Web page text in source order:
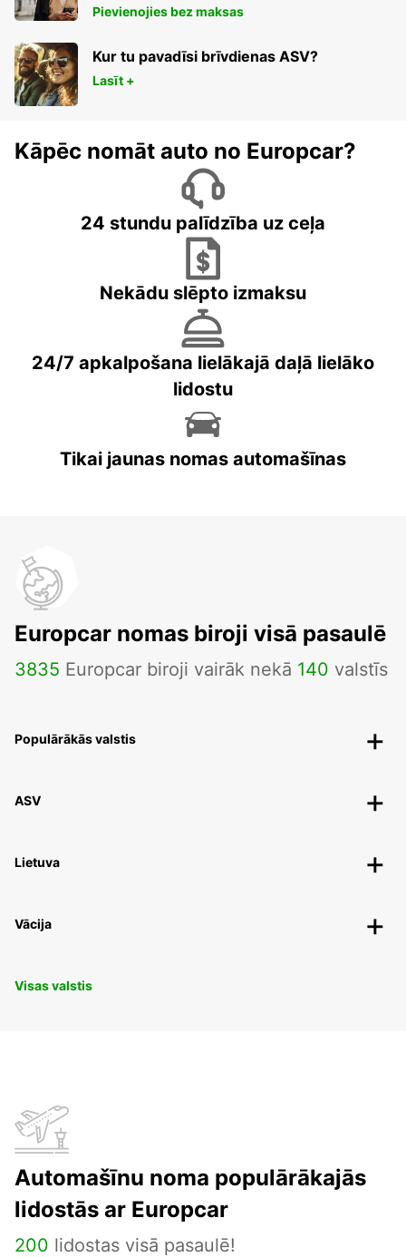
Pievienojies bez maksas
Kur tu pavadīsi brīvdienas ASV?
Lasīt +
Kāpēc nomāt auto no Europcar?
24 stundu palīdzība uz ceļa
Nekādu slēpto izmaksu
24/7 apkalpošana lielākajā daļā lielāko
lidostu
Tikai jaunas nomas automašīnas
Europcar nomas biroji visā pasaulē
3835 Europcar biroji vairāk nekā 140 valstīs
Populārākās valstis
ASV
Lietuva
Vācija
Visas valstis
Automašīnu noma populārākajās
lidostās ar Europcar
200 lidostas visā pasaulē!